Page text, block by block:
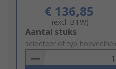
€ 136,85
(excl. BTW)
Add
to
Basket
Aantal stuks
selecteer of typ